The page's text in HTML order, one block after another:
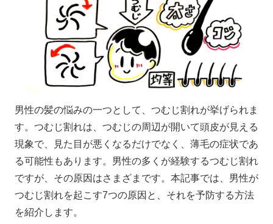
男性の髪の悩みの一つとして、つむじ割れが挙げられま
す。つむじ割れは、つむじの周辺が開いて頭皮が見える
現象で、見た目が悪くなるだけでなく、薄毛の症状であ
る可能性もあります。男性の多くが経験するつむじ割れ
ですが、その原因はさまざまです。本記事では、男性が
つむじ割れを起こす7つの原因と、それを予防する方法
を紹介します。